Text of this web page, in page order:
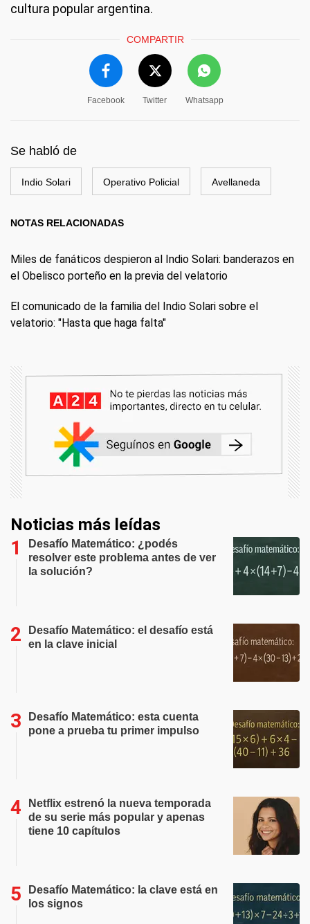
cultura popular argentina.
COMPARTIR
Facebook Twitter Whatsapp
Se habló de
Indio Solari Operativo Policial Avellaneda
NOTAS RELACIONADAS
Miles de fanáticos despieron al Indio Solari: banderazos en
el Obelisco porteño en la previa del velatorio
El comunicado de la familia del Indio Solari sobre el
velatorio: "Hasta que haga falta"
Noticias más leídas
Desafío Matemático: ¿podés
resolver este problema antes de ver
la solución?
Desafío Matemático: el desafío está
en la clave inicial
Desafío Matemático: esta cuenta
pone a prueba tu primer impulso
Netflix estrenó la nueva temporada
de su serie más popular y apenas
tiene 10 capítulos
Desafío Matemático: la clave está en
los signos